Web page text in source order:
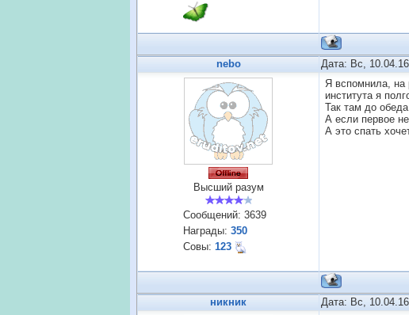
nebo Дата: Вс,
Высший разум
Сообщений: 3639
Награды: 350
Совы: 123
Я вспомнила, на
института я
Так там до
А если первое
А это спать
никник Дата: Вс,